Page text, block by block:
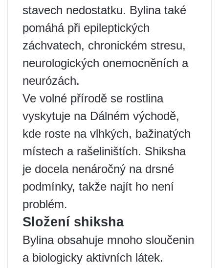
stavech nedostatku. Bylina také
pomáhá při epileptických
záchvatech, chronickém stresu,
neurologických onemocněních a
neurózách.
Ve volné přírodě se rostlina
vyskytuje na Dálném východě,
kde roste na vlhkých, bažinatých
místech a rašeliništích. Shiksha
je docela nenáročný na drsné
podmínky, takže najít ho není
problém.
Složení shiksha
Bylina obsahuje mnoho sloučenin
a biologicky aktivních látek.